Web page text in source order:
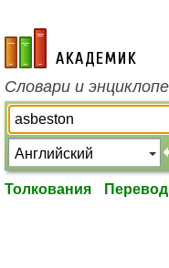
academic.ru
Словари и
Толкования